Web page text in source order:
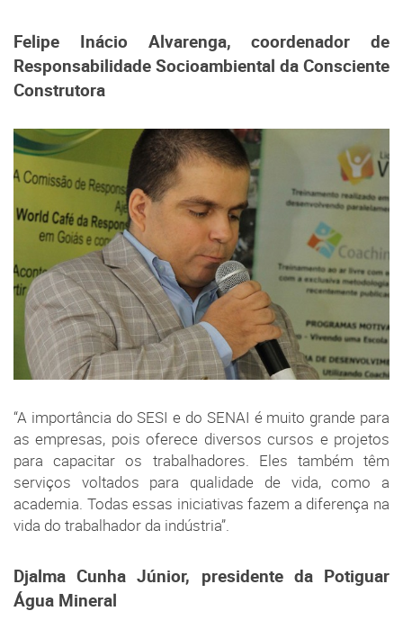
Felipe Inácio Alvarenga, coordenador de
Responsabilidade Socioambiental da Consciente
Construtora
“A importância do SESI e do SENAI é muito grande para
as empresas, pois oferece diversos cursos e projetos
para capacitar os trabalhadores. Eles também têm
serviços voltados para qualidade de vida, como a
academia. Todas essas iniciativas fazem a diferença na
vida do trabalhador da indústria”.
Djalma Cunha Júnior, presidente da Potiguar
Água Mineral